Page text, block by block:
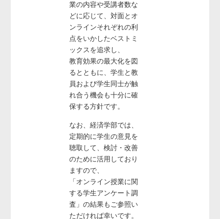
業の内容や受講者数な
どに応じて、対面とオ
ンラインそれぞれの利
点をいかしたベストミ
ックスを追求し、
教育効果の最大化を図
るとともに、学生と教
員および学生同士が触
れ合う機会も十分に確
保する方針です。
なお、経済学部では、
定期的に学生の意見を
聴取して、検討・改善
のために活用しており
ますので、
「オンライン授業に関
する学生アンケート調
査」の結果もご参照い
ただければ幸いです。